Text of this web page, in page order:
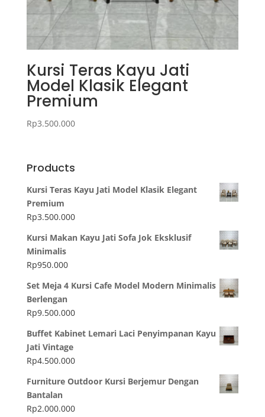
Kursi Teras Kayu Jati
Model Klasik Elegant
Premium
Rp3.500.000
Products
Kursi Teras Kayu Jati Model Klasik Elegant
Premium
Rp3.500.000
Kursi Makan Kayu Jati Sofa Jok Eksklusif
Minimalis
Rp950.000
Set Meja 4 Kursi Cafe Model Modern Minimalis
Berlengan
Rp9.500.000
Buffet Kabinet Lemari Laci Penyimpanan Kayu
Jati Vintage
Rp4.500.000
Furniture Outdoor Kursi Berjemur Dengan
Bantalan
Rp2.000.000